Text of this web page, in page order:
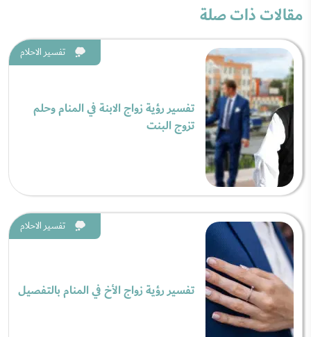
مقالات ذات صلة
تفسير الاحلام
تفسير رؤية زواج الابنة في المنام وحلم
تزوج البنت
تفسير الاحلام
تفسير رؤية زواج الأخ في المنام بالتفصيل